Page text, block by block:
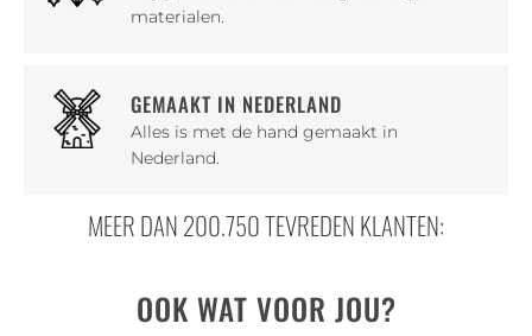
materialen.
GEMAAKT IN NEDERLAND
Alles is met de hand gemaakt in
Nederland.
MEER DAN 200.750 TEVREDEN KLANTEN:
OOK WAT VOOR JOU?